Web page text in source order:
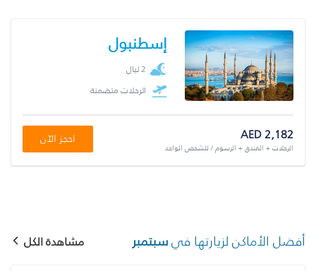
إسطنبول
2 ليال
الرحلات متضمنة
AED 2,182
الرحلات + الفندق + الرسوم / للشخص الواحد
احجز الآن
أفضل الأماكن لزيارتها فيسبتمبر مشاهدة الكل